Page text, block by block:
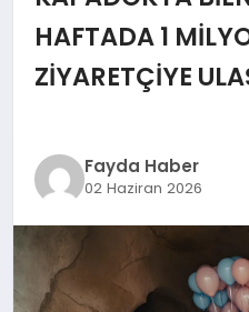
TEKNOLOJI
SIYASET
MAGAZIN
HAFTADA 1
ZİYARETÇİYE
Fayda Haber
02 Haziran 2026